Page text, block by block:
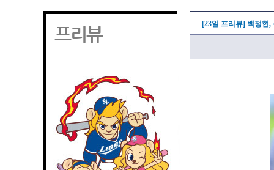
프리뷰 [23일 프리뷰] 백정현